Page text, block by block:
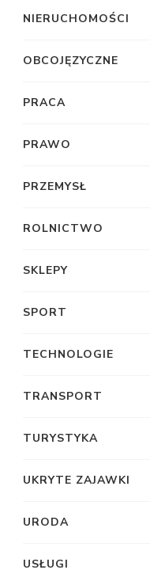
NIERUCHOMOŚCI
OBCOJĘZYCZNE
PRACA
PRAWO
PRZEMYSŁ
ROLNICTWO
SKLEPY
SPORT
TECHNOLOGIE
TRANSPORT
TURYSTYKA
UKRYTE ZAJAWKI
URODA
USŁUGI